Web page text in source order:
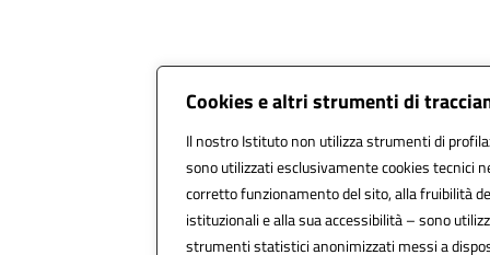
Cookies e altri strumenti di
Il nostro Istituto non utilizza strumenti di
sono utilizzati esclusivamente cookies tecnici
corretto funzionamento del sito, alla fruibilità
istituzionali e alla sua accessibilità – sono
strumenti statistici anonimizzati messi a